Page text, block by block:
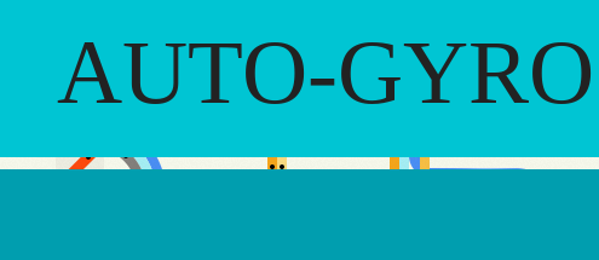
AUTO-GYRO